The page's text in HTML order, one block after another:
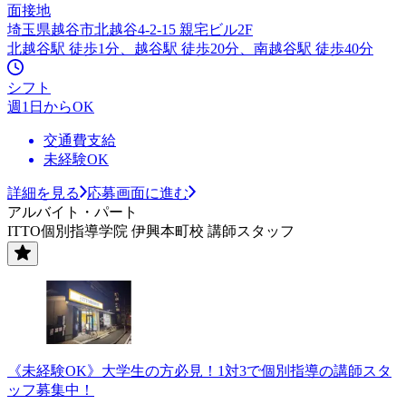
面接地
埼玉県越谷市北越谷4-2-15 親宅ビル2F
北越谷駅 徒歩1分、越谷駅 徒歩20分、南越谷駅 徒歩40分
シフト
週1日からOK
交通費支給
未経験OK
詳細を見る
応募画面に進む
アルバイト・パート
ITTO個別指導学院 伊興本町校 講師スタッフ
《未経験OK》大学生の方必見！1対3で個別指導の講師スタ
ッフ募集中！